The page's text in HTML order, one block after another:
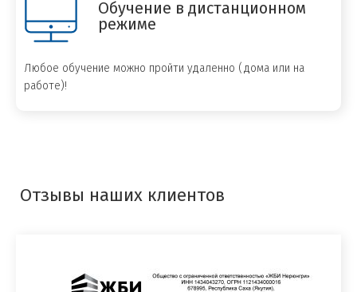
Обучение в дистанционном
режиме
Любое обучение можно пройти удаленно (дома или на
работе)!
Отзывы наших клиентов